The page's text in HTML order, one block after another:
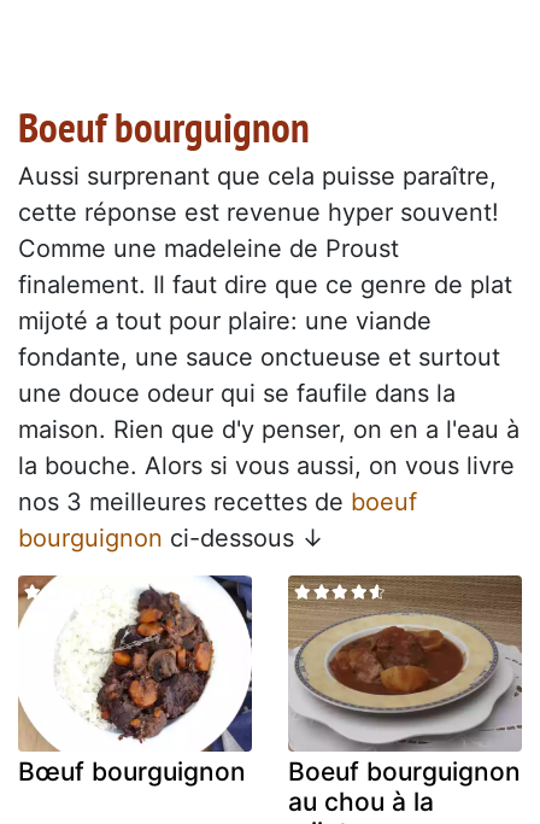
Boeuf bourguignon
Aussi surprenant que cela puisse paraître,
cette réponse est revenue hyper souvent!
Comme une madeleine de Proust
finalement. Il faut dire que ce genre de plat
mijoté a tout pour plaire: une viande
fondante, une sauce onctueuse et surtout
une douce odeur qui se faufile dans la
maison. Rien que d'y penser, on en a l'eau à
la bouche. Alors si vous aussi, on vous livre
nos 3 meilleures recettes de boeuf
bourguignon ci-dessous ↓
Bœuf bourguignon
Boeuf bourguignon
au chou à la